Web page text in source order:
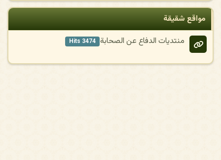
مواقع شقيقة
منتديات الدفاع عن الصحابة 3474 Hits